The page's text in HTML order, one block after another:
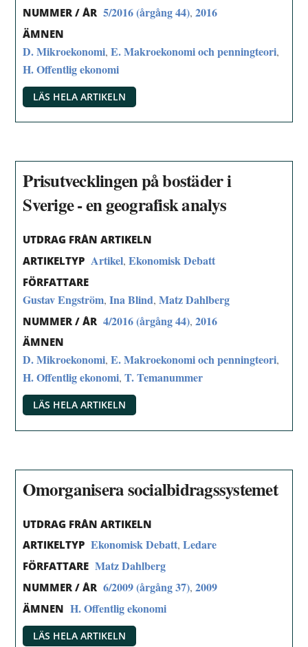
NUMMER / ÅR 5/2016 (årgång 44),2016
ÄMNEN
D. Mikroekonomi,E. Makroekonomi och penningteori,
H. Offentlig ekonomi
LÄS HELA ARTIKELN
Prisutvecklingen på bostäder i
Sverige - en geografisk analys
UTDRAG FRÅN ARTIKELN
ARTIKELTYP Artikel,Ekonomisk Debatt
FÖRFATTARE
Gustav Engström,Ina Blind,Matz Dahlberg
NUMMER / ÅR 4/2016 (årgång 44),2016
ÄMNEN
D. Mikroekonomi,E. Makroekonomi och penningteori,
H. Offentlig ekonomi,T. Temanummer
LÄS HELA ARTIKELN
Omorganisera socialbidragssystemet
UTDRAG FRÅN ARTIKELN
ARTIKELTYP Ekonomisk Debatt,Ledare
FÖRFATTARE Matz Dahlberg
NUMMER / ÅR 6/2009 (årgång 37),2009
ÄMNEN H. Offentlig ekonomi
LÄS HELA ARTIKELN